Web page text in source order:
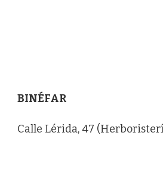
BINÉFAR
Calle Lérida, 47